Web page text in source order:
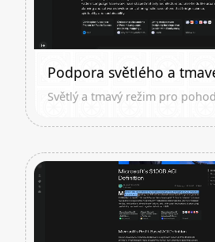
Podpora světlého a
Světlý a tmavý režim pro